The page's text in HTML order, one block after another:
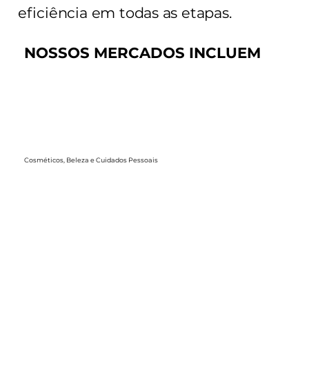
eficiência em todas as etapas.
Cosméticos, Beleza e Cuidados Pessoais
NOSSOS MERCADOS INCLUEM